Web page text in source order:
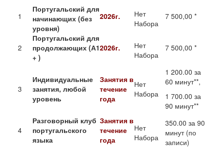
1
Португальский для
начинающих (без
уровня)
2026г.
Нет
Набора
7 500,00 *
2
Португальский для
продолжающих (А1
+ )
2026г.
Нет
Набора
7 500,00 *
3
Индивидуальные
занятия, любой
уровень
Занятия в
течение
года
Нет
Набора
1 200.00 за
60 минут**,
1 700.00 за
90 минут**
4
Разговорный клуб
португальского
языка
Занятия в
течение
года
Нет
Набора
350.00 за 90
минут (по
записи)